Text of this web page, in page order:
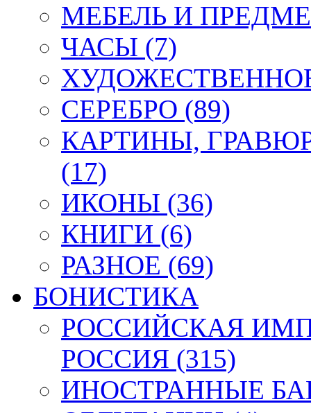
МЕБЕЛЬ И
ЧАСЫ (7)
СЕРЕБРО (89)
КАРТИНЫ,
(17)
ИКОНЫ (36)
КНИГИ (6)
РАЗНОЕ (69)
БОНИСТИКА
РОССИЙСКАЯ
РОССИЯ (315)
ИНОСТРАННЫЕ